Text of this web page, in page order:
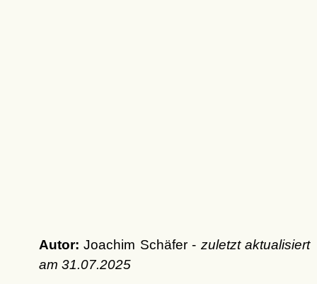
Autor: Joachim Schäfer - zuletzt aktualisiert
am 31.07.2025